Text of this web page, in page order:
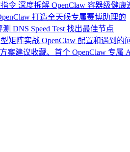
令 深度拆解 OpenClaw 容器级健康
打造全天候专属赛博助理的
DNS Speed Test 找出最佳节点
矩阵实战 OpenClaw 配置和遇到的
案建议收藏、首个 OpenClaw 专